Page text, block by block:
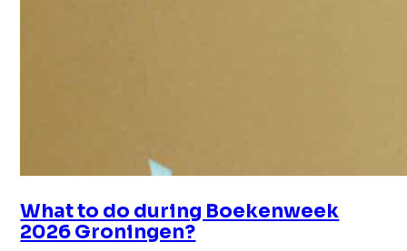
What to do during Boekenweek
2026 Groningen?